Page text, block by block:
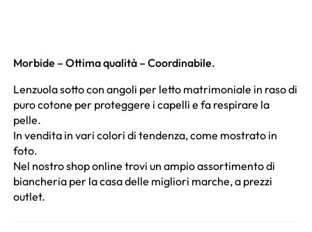
Morbide – Ottima qualità – Coordinabile.
Lenzuola sotto con angoli per letto matrimoniale in raso di
puro cotone per proteggere i capelli e fa respirare la
pelle.
In vendita in vari colori di tendenza, come mostrato in
foto.
Nel nostro shop online trovi un ampio assortimento di
biancheria per la casa delle migliori marche, a prezzi
outlet.